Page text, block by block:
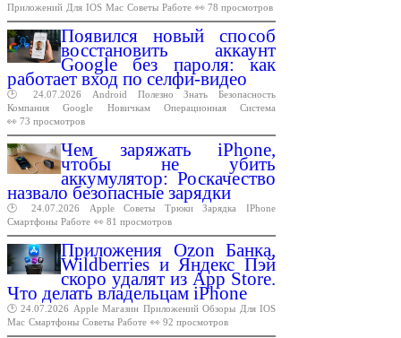
Приложений Для IOS Mac Советы Работе 👀 78 просмотров
Появился новый способ
восстановить аккаунт
Google без пароля: как
работает вход по селфи-видео
🕑 24.07.2026 Android Полезно Знать
Безопасность
Компания
Google Новичкам Операционная
Система
👀 73 просмотров
Чем заряжать iPhone,
чтобы не убить
аккумулятор: Роскачество
назвало безопасные зарядки
🕑 24.07.2026 Apple Советы Трюки Зарядка
IPhone
Смартфоны Работе 👀 81 просмотров
Приложения Ozon Банка,
Wildberries и Яндекс Пэй
скоро удалят из App Store.
Что делать владельцам iPhone
🕑 24.07.2026 Apple Магазин Приложений Обзоры Для IOS
Mac Смартфоны Советы Работе 👀 92 просмотров